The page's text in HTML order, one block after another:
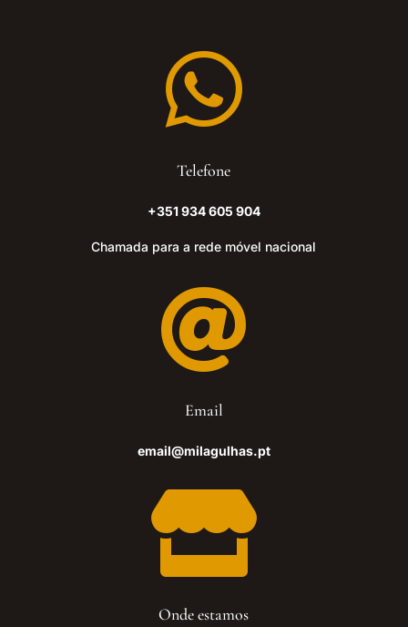

Telefone
+351 934 605 904
Chamada para a rede móvel nacional

Email
email@milagulhas.pt

Onde estamos